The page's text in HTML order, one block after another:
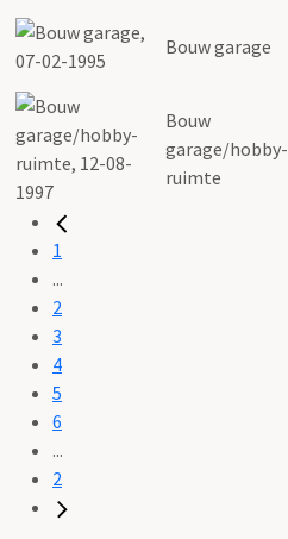
Bouw garage
Bouw
garage/hobby-
ruimte
1
...
2
3
4
5
6
...
2